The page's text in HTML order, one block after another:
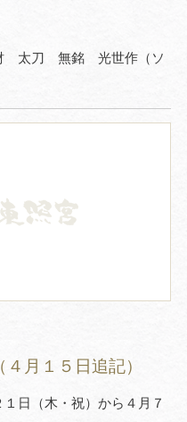
財 太刀 無銘 光世作（ソ
月１５日追記）
日（木・祝）から４月７